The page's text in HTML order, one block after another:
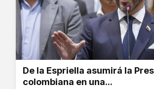
De la Espriella asumirá la
colombiana en una...